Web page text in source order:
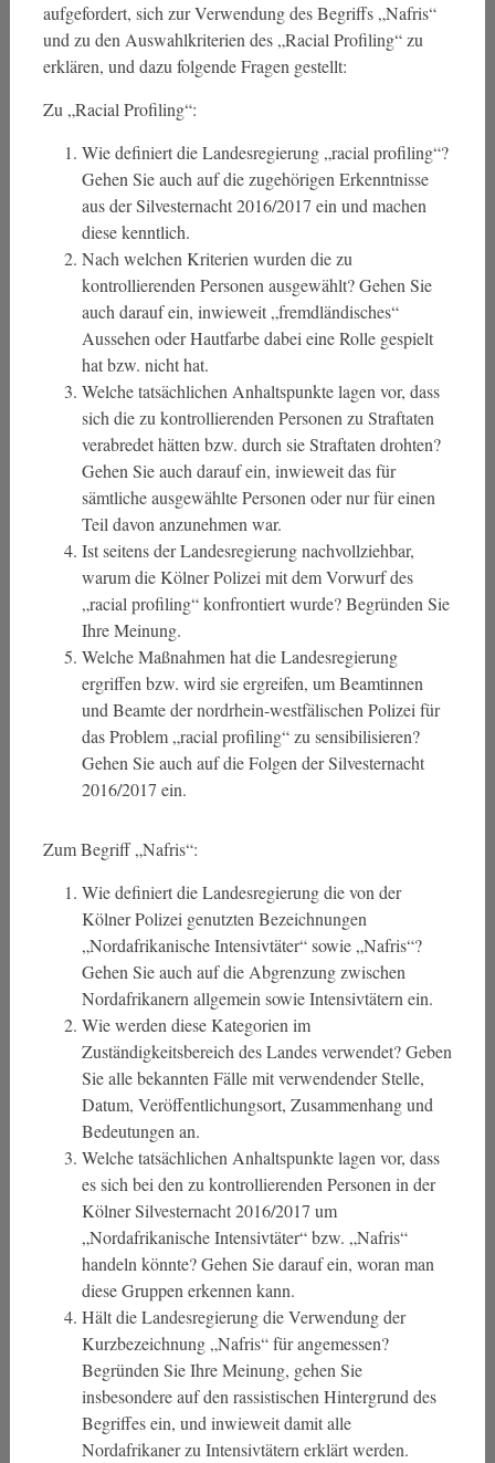
aufgefordert, sich zur Verwendung des Begriffs „Nafris“
und zu den Auswahlkriterien des „Racial Profiling“ zu
erklären, und dazu folgende Fragen gestellt:
Zu „Racial Profiling“:
Wie definiert die Landesregierung „racial profiling“?
Gehen Sie auch auf die zugehörigen Erkenntnisse
aus der Silvesternacht 2016/2017 ein und machen
diese kenntlich.
Nach welchen Kriterien wurden die zu
kontrollierenden Personen ausgewählt? Gehen Sie
auch darauf ein, inwieweit „fremdländisches“
Aussehen oder Hautfarbe dabei eine Rolle gespielt
hat bzw. nicht hat.
Welche tatsächlichen Anhaltspunkte lagen vor, dass
sich die zu kontrollierenden Personen zu Straftaten
verabredet hätten bzw. durch sie Straftaten drohten?
Gehen Sie auch darauf ein, inwieweit das für
sämtliche ausgewählte Personen oder nur für einen
Teil davon anzunehmen war.
Ist seitens der Landesregierung nachvollziehbar,
warum die Kölner Polizei mit dem Vorwurf des
„racial profiling“ konfrontiert wurde? Begründen Sie
Ihre Meinung.
Welche Maßnahmen hat die Landesregierung
ergriffen bzw. wird sie ergreifen, um Beamtinnen
und Beamte der nordrhein-westfälischen Polizei für
das Problem „racial profiling“ zu sensibilisieren?
Gehen Sie auch auf die Folgen der Silvesternacht
2016/2017 ein.
Zum Begriff „Nafris“:
Wie definiert die Landesregierung die von der
Kölner Polizei genutzten Bezeichnungen
„Nordafrikanische Intensivtäter“ sowie „Nafris“?
Gehen Sie auch auf die Abgrenzung zwischen
Nordafrikanern allgemein sowie Intensivtätern ein.
Wie werden diese Kategorien im
Zuständigkeitsbereich des Landes verwendet? Geben
Sie alle bekannten Fälle mit verwendender Stelle,
Datum, Veröffentlichungsort, Zusammenhang und
Bedeutungen an.
Welche tatsächlichen Anhaltspunkte lagen vor, dass
es sich bei den zu kontrollierenden Personen in der
Kölner Silvesternacht 2016/2017 um
„Nordafrikanische Intensivtäter“ bzw. „Nafris“
handeln könnte? Gehen Sie darauf ein, woran man
diese Gruppen erkennen kann.
Hält die Landesregierung die Verwendung der
Kurzbezeichnung „Nafris“ für angemessen?
Begründen Sie Ihre Meinung, gehen Sie
insbesondere auf den rassistischen Hintergrund des
Begriffes ein, und inwieweit damit alle
Nordafrikaner zu Intensivtätern erklärt werden.